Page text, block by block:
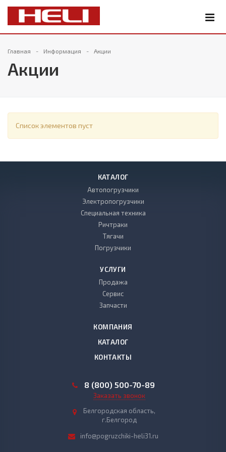
Главная Информация Акции
Акции
Список элементов пуст
КАТАЛОГ
Автопогрузчики
Электропогрузчики
Специальная техника
Ричтраки
Тягачи
Погрузчики
УСЛУГИ
Продажа
Сервис
Запчасти
КОМПАНИЯ
КАТАЛОГ
КОНТАКТЫ
8 (800) 500-70-89
Заказать звонок
Белгородская область,
г.Белгород
info@pogruzchiki-heli31.ru